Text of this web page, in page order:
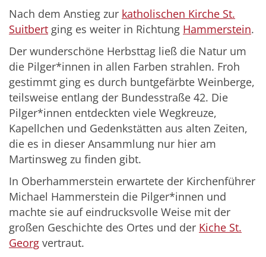
Nach dem Anstieg zur katholischen Kirche St.
Suitbert ging es weiter in Richtung Hammerstein.
Der wunderschöne Herbsttag ließ die Natur um
die Pilger*innen in allen Farben strahlen. Froh
gestimmt ging es durch buntgefärbte Weinberge,
teilsweise entlang der Bundesstraße 42. Die
Pilger*innen entdeckten viele Wegkreuze,
Kapellchen und Gedenkstätten aus alten Zeiten,
die es in dieser Ansammlung nur hier am
Martinsweg zu finden gibt.
In Oberhammerstein erwartete der Kirchenführer
Michael Hammerstein die Pilger*innen und
machte sie auf eindrucksvolle Weise mit der
großen Geschichte des Ortes und der Kiche St.
Georg vertraut.